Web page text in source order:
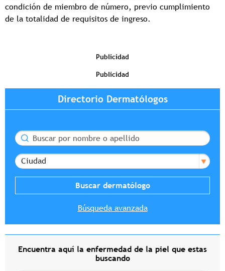
condición de miembro de número, previo cumplimiento
de la totalidad de requisitos de ingreso.
Publicidad
Publicidad
Directorio Dermatólogos
Buscar
Ciudad
Búsqueda avanzada
Encuentra aquí la enfermedad de la piel que estas
buscando